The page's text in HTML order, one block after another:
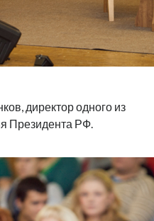
директор одного из
Президента РФ.